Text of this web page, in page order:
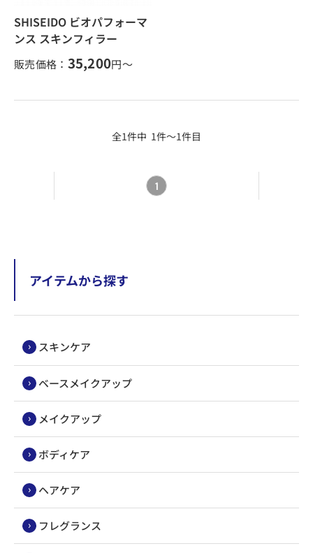
アイテムから探す
スキンケア
ベースメイクアップ
メイクアップ
ボディケア
ヘアケア
フレグランス
SHISEIDO ビオパフォーマ
ンス スキンフィラー
販売価格： 35,200円～
全1件中 1件～1件目
1